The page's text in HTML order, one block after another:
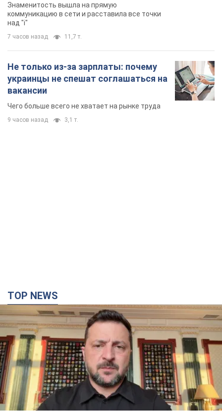
Знаменитость вышла на прямую
коммуникацию в сети и расставила все точки
над "i"
7 часов назад 11,7 т.
Не только из-за зарплаты: почему
украинцы не спешат соглашаться на
вакансии
Чего больше всего не хватает на рынке труда
9 часов назад 3,1 т.
TOP NEWS